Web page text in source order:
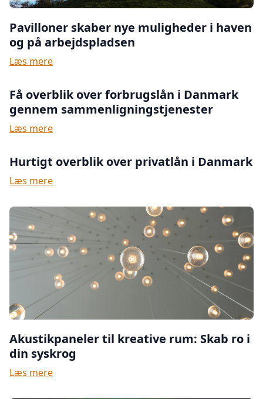
Pavilloner skaber nye muligheder i haven
og på arbejdspladsen
Læs mere
Få overblik over forbrugslån i Danmark
gennem sammenligningstjenester
Læs mere
Hurtigt overblik over privatlån i Danmark
Læs mere
Akustikpaneler til kreative rum: Skab ro i
din syskrog
Læs mere